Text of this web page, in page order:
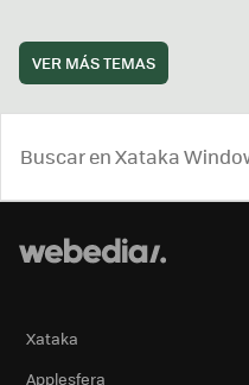
VER MÁS TEMAS
Xataka
Applesfera